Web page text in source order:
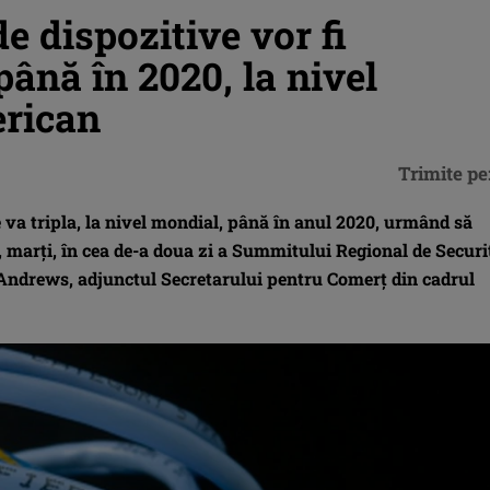
dispozitive vor fi
în 2020, la nivel
tripla, la nivel mondial, până în anul 2020, urmând să
în cea de-a doua zi a Summitului Regional de
adjunctul Secretarului pentru Comerţ din cadrul
Trimite